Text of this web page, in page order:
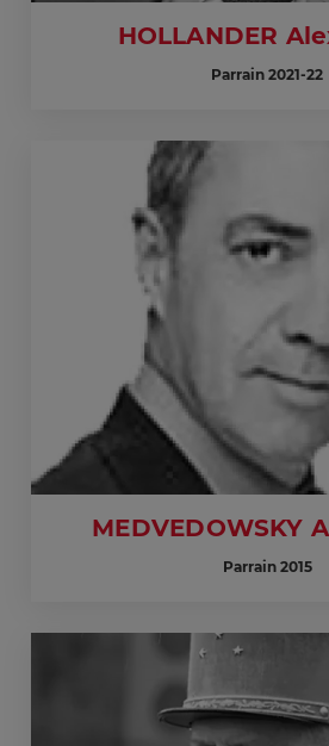
HOLLANDER
Parrain 2021-22
MEDVEDOWSKY
Parrain 2015